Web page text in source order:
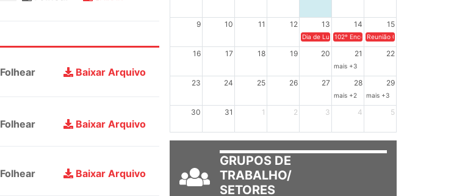
Folhear Baixar Arquivo
Folhear Baixar Arquivo
Folhear Baixar Arquivo
9 10 11 12 13 14 15
Dia de Luta em Defesa de Cuba e da Soberania dos
102º Encontro da Regional Leste, “Em
Reunião GTPE.
16 17 18 19 20 21 22
mais +3
23 24 25 26 27 28 29
mais +2 mais +3
30 31 1 2 3 4 5
GRUPOS DE
TRABALHO/
SETORES